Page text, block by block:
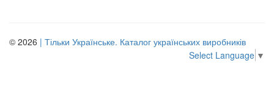
© 2026 | Тільки Українське. Каталог українських виробників
Select Language ▼